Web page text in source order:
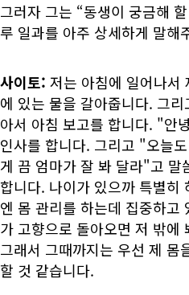
그러자 그는 “동생이 궁금해
루 일과를 아주 상세하게 말해
사이토: 저는 아침에 일어나서
에 있는 물을 갈아줍니다. 그
아서 아침 보고를 합니다. "안
인사를 합니다. 그리고 "오늘
게 끔 엄마가 잘 봐 달라"고 말
합니다. 나이가 있으까 특별히
엔 몸 관리를 하는데 집중하고
가 고향으로 돌아오면 저 밖에
그래서 그때까지는 우선 제 몸
할 것 같습니다.